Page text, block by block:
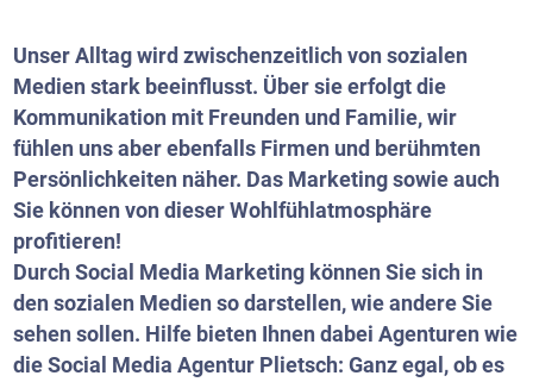
Unser Alltag wird zwischenzeitlich von sozialen
Medien stark beeinflusst. Über sie erfolgt die
Kommunikation mit Freunden und Familie, wir
fühlen uns aber ebenfalls Firmen und berühmten
Persönlichkeiten näher. Das Marketing sowie auch
Sie können von dieser Wohlfühlatmosphäre
profitieren!
Durch Social Media Marketing können Sie sich in
den sozialen Medien so darstellen, wie andere Sie
sehen sollen. Hilfe bieten Ihnen dabei Agenturen wie
die Social Media Agentur Plietsch: Ganz egal, ob es